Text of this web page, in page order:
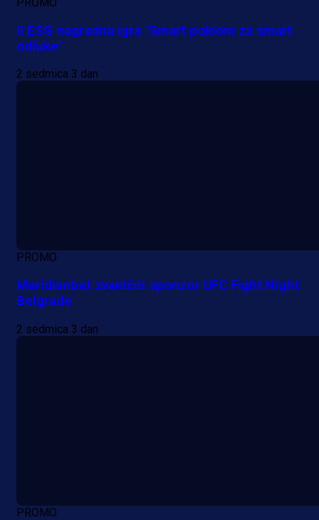
II ESG nagradna igra "Smart pokloni za smart
odluke"
2 sedmica 3 dan
PROMO
Meridianbet zvanični sponzor UFC Fight Night
Belgrade
2 sedmica 3 dan
PROMO